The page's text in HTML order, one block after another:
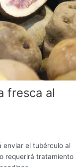
fresca al
enviar el tubérculo al
requerirá tratamiento